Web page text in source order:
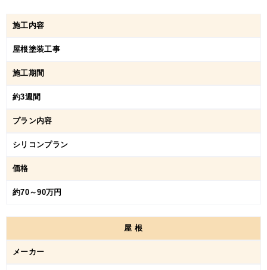
施工内容
屋根塗装工事
施工期間
約3週間
プラン内容
シリコンプラン
価格
約70～90万円
屋根
メーカー